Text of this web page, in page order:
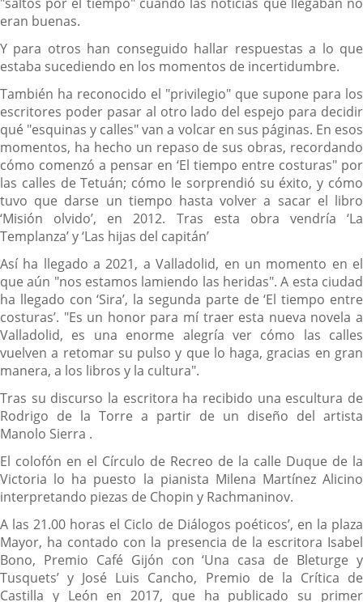
"saltos por el tiempo" cuando las noticias que llegaban no
eran buenas.
Y para otros han conseguido hallar respuestas a lo que
estaba sucediendo en los momentos de incertidumbre.
También ha reconocido el "privilegio" que supone para los
escritores poder pasar al otro lado del espejo para decidir
qué "esquinas y calles" van a volcar en sus páginas. En esos
momentos, ha hecho un repaso de sus obras, recordando
cómo comenzó a pensar en ‘El tiempo entre costuras" por
las calles de Tetuán; cómo le sorprendió su éxito, y cómo
tuvo que darse un tiempo hasta volver a sacar el libro
‘Misión olvido’, en 2012. Tras esta obra vendría ‘La
Templanza’ y ‘Las hijas del capitán’
Así ha llegado a 2021, a Valladolid, en un momento en el
que aún "nos estamos lamiendo las heridas". A esta ciudad
ha llegado con ‘Sira’, la segunda parte de ‘El tiempo entre
costuras’. "Es un honor para mí traer esta nueva novela a
Valladolid, es una enorme alegría ver cómo las calles
vuelven a retomar su pulso y que lo haga, gracias en gran
manera, a los libros y la cultura".
Tras su discurso la escritora ha recibido una escultura de
Rodrigo de la Torre a partir de un diseño del artista
Manolo Sierra .
El colofón en el Círculo de Recreo de la calle Duque de la
Victoria lo ha puesto la pianista Milena Martínez Alicino
interpretando piezas de Chopin y Rachmaninov.
A las 21.00 horas el Ciclo de Diálogos poéticos’, en la plaza
Mayor, ha contado con la presencia de la escritora Isabel
Bono, Premio Café Gijón con ‘Una casa de Bleturge y
Tusquets’ y José Luis Cancho, Premio de la Crítica de
Castilla y León en 2017, que ha publicado su primer